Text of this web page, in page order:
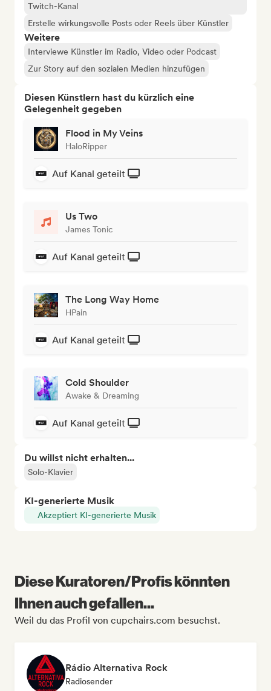
Twitch-Kanal
Erstelle wirkungsvolle Posts oder Reels über Künstler
Weitere
Interviewe Künstler im Radio, Video oder Podcast
Zur Story auf den sozialen Medien hinzufügen
Diesen Künstlern hast du kürzlich eine
Gelegenheit gegeben
Flood in My Veins
HaloRipper
Auf Kanal geteilt
Us Two
James Tonic
Auf Kanal geteilt
The Long Way Home
HPain
Auf Kanal geteilt
Cold Shoulder
Awake & Dreaming
Auf Kanal geteilt
Du willst nicht erhalten...
Solo-Klavier
KI-generierte Musik
Akzeptiert KI-generierte Musik
Diese Kuratoren/Profis könnten
Ihnen auch gefallen...
Weil du das Profil von cupchairs.com besuchst.
Rádio Alternativa Rock
Radiosender